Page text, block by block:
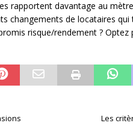
rapportent davantage au
changements de locataires
risque/rendement ?
Les